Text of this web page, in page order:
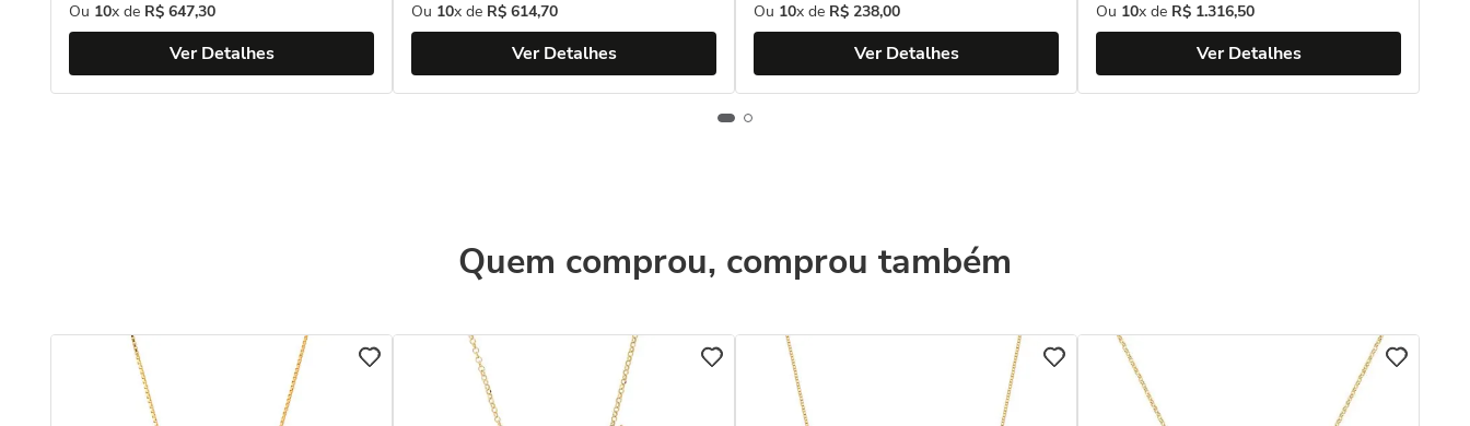
Ou 10x de R$ 647,30
Ver Detalhes
Ou 10x de R$ 614,70
Ver Detalhes
Ou 10x de R$ 238,00
Ver Detalhes
Ou 10x de R$ 1.316,50
Ver Detalhes
Quem comprou, comprou também